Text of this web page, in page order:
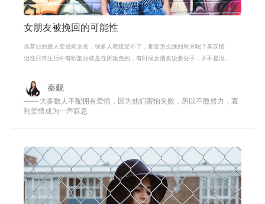
女朋友被挽回的可能性
当昔日的爱人变成前女友，很多人都接受不了，那要怎么挽回对方呢？其实情
侣在日常生活中有吵架分歧是在所难免的，有时候女朋友说要分手，并不是没
秦觐
—— 大多数人不配拥有爱情，因为他们害怕失败，所以不敢努力，直
到爱情成为一声叹息